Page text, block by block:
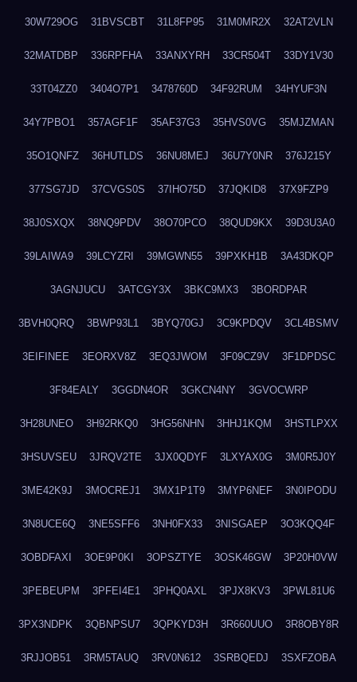
30W729OG 31BVSCBT 31L8FP95 31M0MR2X 32AT2VLN
32MATDBP 336RPFHA 33ANXYRH 33CR504T 33DY1V30
33T04ZZ0 3404O7P1 3478760D 34F92RUM 34HYUF3N
34Y7PBO1 357AGF1F 35AF37G3 35HVS0VG 35MJZMAN
35O1QNFZ 36HUTLDS 36NU8MEJ 36U7Y0NR 376J215Y
377SG7JD 37CVGS0S 37IHO75D 37JQKID8 37X9FZP9
38J0SXQX 38NQ9PDV 38O70PCO 38QUD9KX 39D3U3A0
39LAIWA9 39LCYZRI 39MGWN55 39PXKH1B 3A43DKQP
3AGNJUCU 3ATCGY3X 3BKC9MX3 3BORDPAR
3BVH0QRQ 3BWP93L1 3BYQ70GJ 3C9KPDQV 3CL4BSMV
3EIFINEE 3EORXV8Z 3EQ3JWOM 3F09CZ9V 3F1DPDSC
3F84EALY 3GGDN4OR 3GKCN4NY 3GVOCWRP
3H28UNEO 3H92RKQ0 3HG56NHN 3HHJ1KQM 3HSTLPXX
3HSUVSEU 3JRQV2TE 3JX0QDYF 3LXYAX0G 3M0R5J0Y
3ME42K9J 3MOCREJ1 3MX1P1T9 3MYP6NEF 3N0IPODU
3N8UCE6Q 3NE5SFF6 3NH0FX33 3NISGAEP 3O3KQQ4F
3OBDFAXI 3OE9P0KI 3OPSZTYE 3OSK46GW 3P20H0VW
3PEBEUPM 3PFEI4E1 3PHQ0AXL 3PJX8KV3 3PWL81U6
3PX3NDPK 3QBNPSU7 3QPKYD3H 3R660UUO 3R8OBY8R
3RJJOB51 3RM5TAUQ 3RV0N612 3SRBQEDJ 3SXFZOBA